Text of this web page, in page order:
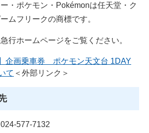
・ポケモン・Pokémonは任天堂・ク
ムフリークの商標です。
行ホームページをご覧ください。
企画乗車券 ポケモン天文台 1DAY
て ＜外部リンク＞
577-7132